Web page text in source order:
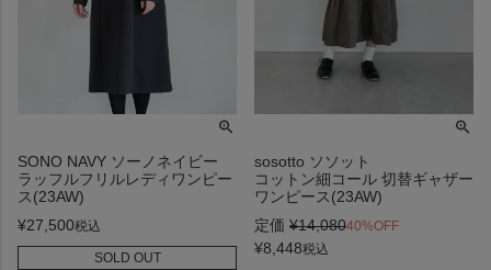
SONO NAVY ソーノネイビー
ラッフルフリルレディワンピー
ス(23AW)
¥27,500税込
SOLD OUT
sosotto ソソット
コットン細コール 切替ギャザー
ワンピース(23AW)
定価 ¥14,08040%OFF
¥8,448税込